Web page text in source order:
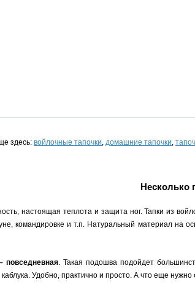
здесь: войлочные тапочки, домашние тапочки,
Несколько
настоящая теплота и защита ног. Тапки из
командировке и т.п. Натуральный материал на
повседневная. Такая подошва подойдет
Удобно, практично и просто. А что еще нужно